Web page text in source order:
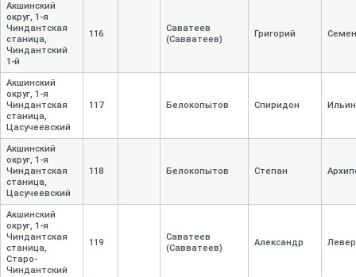
Акшинский
округ, 1-я
Чиндантская
станица,
Чиндантский
1-й
116
Саватеев
(Савватеев)
Григорий
Акшинский
округ, 1-я
Чиндантская
станица,
Цасучеевский
117 Белокопытов Спиридон Ильин
Акшинский
округ, 1-я
Чиндантская
станица,
Цасучеевский
118 Белокопытов Степан
Акшинский
округ, 1-я
Чиндантская
станица,
Старо-
Чиндантский
119
Саватеев
(Савватеев)
Александр